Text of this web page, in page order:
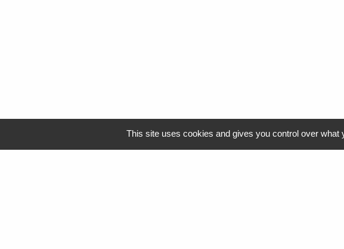
This site uses cookies and gives you control over what